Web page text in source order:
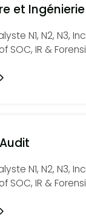
et Ingénierie
N1, N2, N3,
SOC, IR &
N1, N2, N3,
SOC, IR &